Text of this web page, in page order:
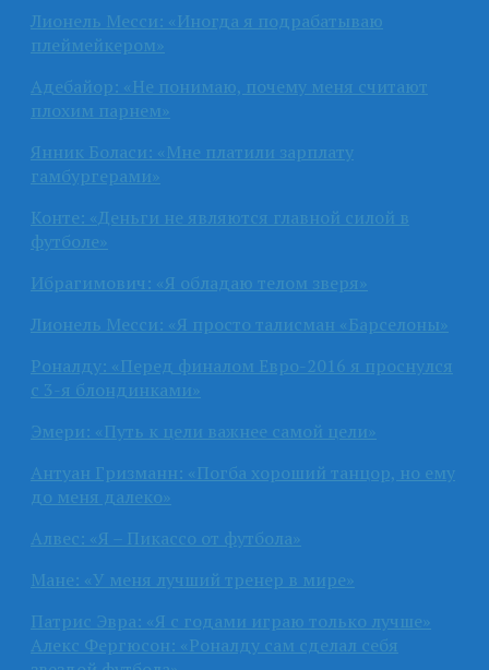
Лионель Месси: «Иногда я подрабатываю
плеймейкером»
Адебайор: «Не понимаю, почему меня считают
плохим парнем»
Янник Боласи: «Мне платили зарплату
гамбургерами»
Конте: «Деньги не являются главной силой в
футболе»
Ибрагимович: «Я обладаю телом зверя»
Лионель Месси: «Я просто талисман «Барселоны»
Роналду: «Перед финалом Евро-2016 я проснулся
с 3-я блондинками»
Эмери: «Путь к цели важнее самой цели»
Антуан Гризманн: «Погба хороший танцор, но ему
до меня далеко»
Алвес: «Я – Пикассо от футбола»
Мане: «У меня лучший тренер в мире»
Патрис Эвра: «Я с годами играю только лучше»
Алекс Фергюсон: «Роналду сам сделал себя